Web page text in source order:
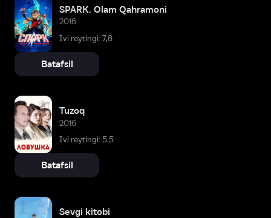
SPARK. Olam Qahramoni
2016
Ivi reytingi: 7,8
Batafsil
Tuzoq
2016
Ivi reytingi: 5,5
Batafsil
Sevgi kitobi